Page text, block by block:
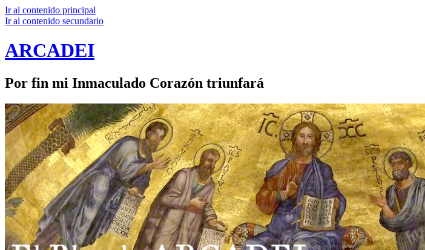
Ir al contenido principal
Ir al contenido secundario
ARCADEI
Por fin mi Inmaculado Corazón triunfará